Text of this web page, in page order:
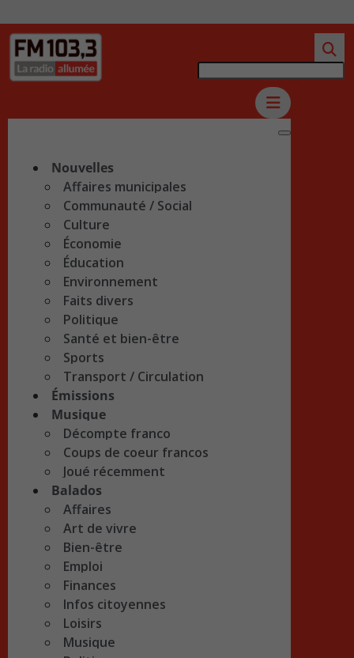
Nouvelles
Affaires municipales
Communauté / Social
Culture
Économie
Éducation
Environnement
Faits divers
Politique
Santé et bien-être
Sports
Transport / Circulation
Émissions
Musique
Décompte franco
Coups de coeur francos
Joué récemment
Balados
Affaires
Art de vivre
Bien-être
Emploi
Finances
Infos citoyennes
Loisirs
Musique